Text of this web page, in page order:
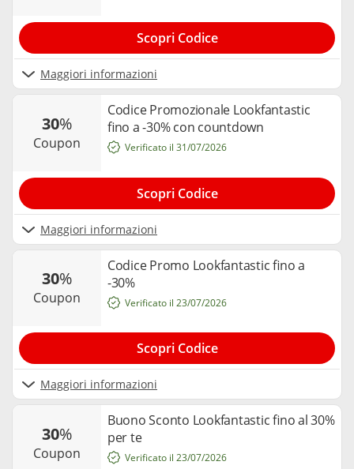
Maggiori informazioni
Scopri Codice
30%
coupon
Codice Promozionale Lookfantastic
fino a -30% con countdown
Maggiori informazioni
Verificato il 31/07/2026
Scopri Codice
30%
coupon
Codice Promo Lookfantastic fino a
-30%
Maggiori informazioni
Verificato il 23/07/2026
Scopri Codice
30%
coupon
Buono Sconto Lookfantastic fino al 30%
per te
Verificato il 23/07/2026